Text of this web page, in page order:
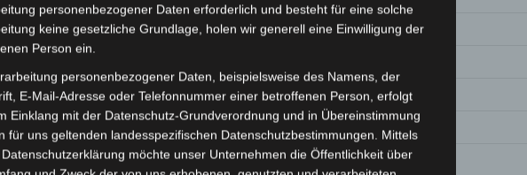
nur außergewöhnliche
Reihenfolge. Zunächst kommt
erzählt werde. Dann wird kurz der
darauf folgt die eigentliche
Weiter geht es mit den Handlungen,
Schließlich folgt das happy oder
besteht dann meist aus „der
Oktober 2018
Juni 2018
Mai 2018
April 2018
personenbezogener Daten erforderlich und besteht für eine solche
keine gesetzliche Grundlage, holen wir generell eine Einwilligung der
Person ein.
personenbezogener Daten, beispielsweise des Namens, der
E-Mail-Adresse oder Telefonnummer einer betroffenen Person, erfolgt
Einklang mit der Datenschutz-Grundverordnung und in Übereinstimmung
für uns geltenden landesspezifischen Datenschutzbestimmungen. Mittels
möchte unser Unternehmen die Öffentlichkeit über